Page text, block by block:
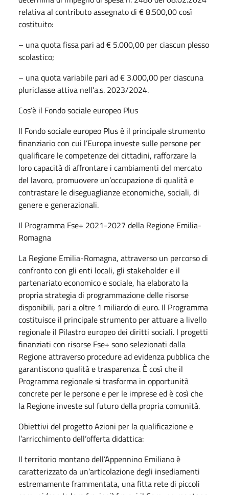
relativa al contributo assegnato di € 8.500,00 così
costituito:
– una quota fissa pari ad € 5.000,00 per ciascun plesso
scolastico;
– una quota variabile pari ad € 3.000,00 per ciascuna
pluriclasse attiva nell’a.s. 2023/2024.
Cos’è il Fondo sociale europeo Plus
Il Fondo sociale europeo Plus è il principale strumento
finanziario con cui l’Europa investe sulle persone per
qualificare le competenze dei cittadini, rafforzare la
loro capacità di affrontare i cambiamenti del mercato
del lavoro, promuovere un’occupazione di qualità e
contrastare le diseguaglianze economiche, sociali, di
genere e generazionali.
Il Programma Fse+ 2021-2027 della Regione Emilia-
Romagna
La Regione Emilia-Romagna, attraverso un percorso di
confronto con gli enti locali, gli stakeholder e il
partenariato economico e sociale, ha elaborato la
propria strategia di programmazione delle risorse
disponibili, pari a oltre 1 miliardo di euro. Il Programma
costituisce il principale strumento per attuare a livello
regionale il Pilastro europeo dei diritti sociali. I progetti
finanziati con risorse Fse+ sono selezionati dalla
Regione attraverso procedure ad evidenza pubblica che
garantiscono qualità e trasparenza. È così che il
Programma regionale si trasforma in opportunità
concrete per le persone e per le imprese ed è così che
la Regione investe sul futuro della propria comunità.
Obiettivi del progetto Azioni per la qualificazione e
l’arricchimento dell’offerta didattica:
Il territorio montano dell’Appennino Emiliano è
caratterizzato da un’articolazione degli insediamenti
estremamente frammentata, una fitta rete di piccoli